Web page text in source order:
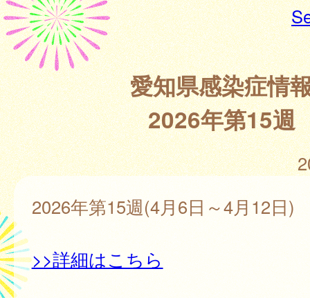
愛知県感染症情
2026年第15週
2026年第15週(4月6日～4月12日)
>>詳細はこちら